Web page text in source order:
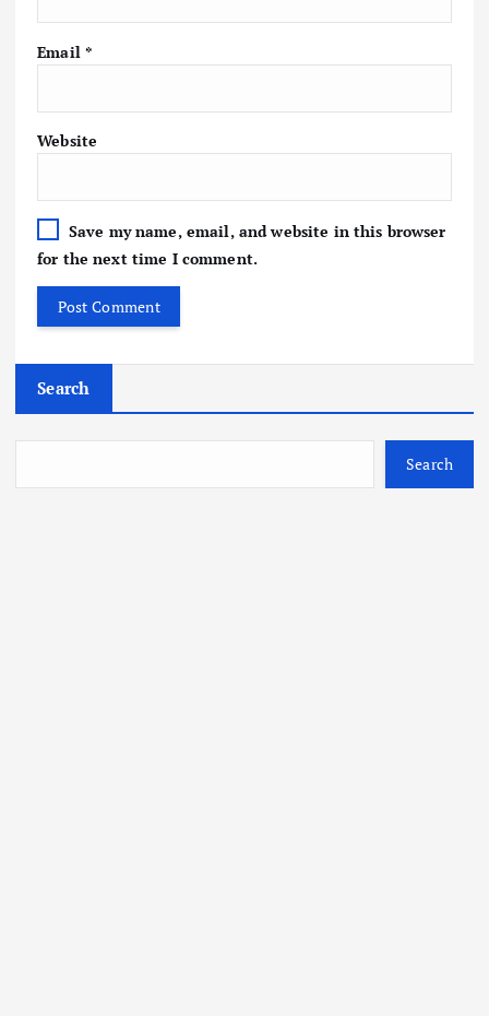
Email *
Website
Save my name, email, and website in this browser
for the next time I comment.
Search
Search